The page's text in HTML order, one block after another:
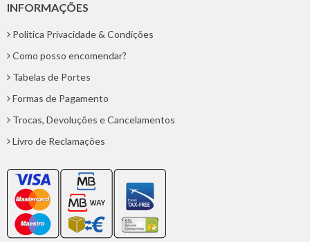
INFORMAÇÕES
Politica Privacidade & Condições
Como posso encomendar?
Tabelas de Portes
Formas de Pagamento
Trocas, Devoluções e Cancelamentos
Livro de Reclamações